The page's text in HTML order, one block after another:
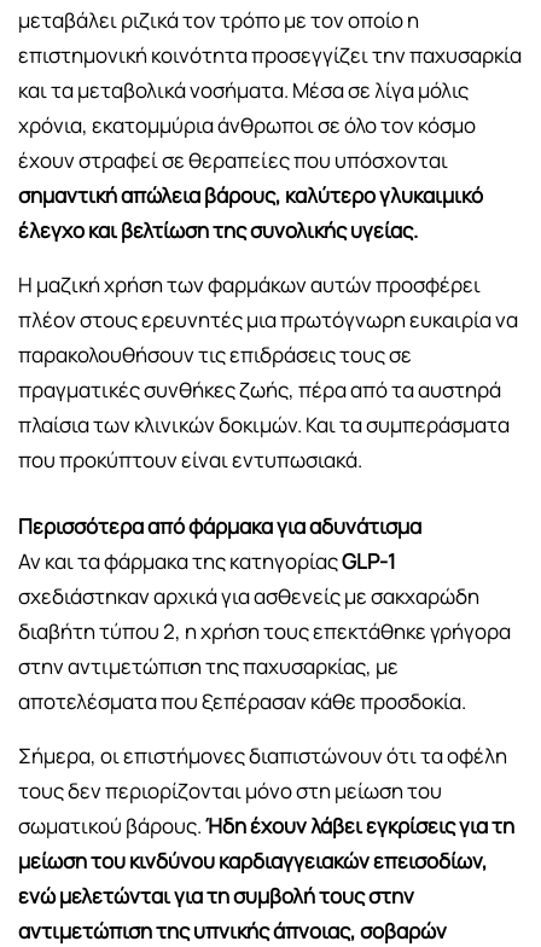
μεταβάλει ριζικά τον τρόπο με τον οποίο η
επιστημονική κοινότητα προσεγγίζει την παχυσαρκία
και τα μεταβολικά νοσήματα. Μέσα σε λίγα μόλις
χρόνια, εκατομμύρια άνθρωποι σε όλο τον κόσμο
έχουν στραφεί σε θεραπείες που υπόσχονται
σημαντική απώλεια βάρους, καλύτερο γλυκαιμικό
έλεγχο και βελτίωση της συνολικής υγείας.
Η μαζική χρήση των φαρμάκων αυτών προσφέρει
πλέον στους ερευνητές μια πρωτόγνωρη ευκαιρία να
παρακολουθήσουν τις επιδράσεις τους σε
πραγματικές συνθήκες ζωής, πέρα από τα αυστηρά
πλαίσια των κλινικών δοκιμών. Και τα συμπεράσματα
που προκύπτουν είναι εντυπωσιακά.
Περισσότερα από φάρμακα για αδυνάτισμα
Αν και τα φάρμακα της κατηγορίαςGLP-1
σχεδιάστηκαν αρχικά για ασθενείς με σακχαρώδη
διαβήτη τύπου 2, η χρήση τους επεκτάθηκε γρήγορα
στην αντιμετώπιση της παχυσαρκίας, με
αποτελέσματα που ξεπέρασαν κάθε προσδοκία.
Σήμερα, οι επιστήμονες διαπιστώνουν ότι τα οφέλη
τους δεν περιορίζονται μόνο στη μείωση του
σωματικού βάρους.Ήδη έχουν λάβει εγκρίσεις για τη
μείωση του κινδύνου καρδιαγγειακών επεισοδίων,
ενώ μελετώνται για τη συμβολή τους στην
αντιμετώπιση της υπνικής άπνοιας, σοβαρών